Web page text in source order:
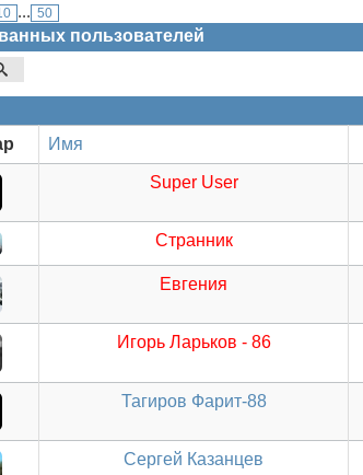
... 50
пользователей
Имя
Super User
Странник
Евгения
Игорь Ларьков - 86
Тагиров Фарит-88
Сергей Казанцев